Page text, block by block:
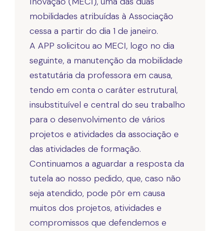
mobilidades atribuídas à Associação
cessa a partir do dia 1 de janeiro.
A APP solicitou ao MECI, logo no dia
seguinte, a manutenção da mobilidade
estatutária da professora em causa,
tendo em conta o caráter estrutural,
insubstituível e central do seu trabalho
para o desenvolvimento de vários
projetos e atividades da associação e
das atividades de formação.
Continuamos a aguardar a resposta da
tutela ao nosso pedido, que, caso não
seja atendido, pode pôr em causa
muitos dos projetos, atividades e
compromissos que defendemos e